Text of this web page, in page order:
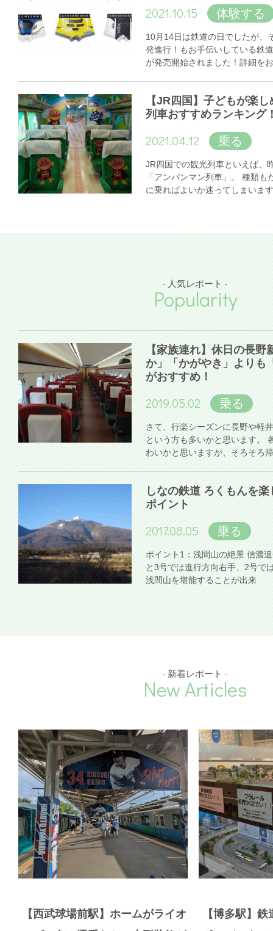
2021.10.15 体験する
10月14日は鉄道の日でしたが、
発進行！もお手伝いしている鉄
が発売開始されました！詳細をお
【JR四国】子どもが楽
列車おすすめランキング
2021.04.12 乗る
JR四国での観光列車といえば、
「アンパンマン列車」。 種類も
に乗ればよいか迷ってしまいます
- 人気レポート -
Popularity
【家族連れ】休日の長野
か」「かがやき」よりも
がおすすめ！
2019.05.02 乗る
さて、行楽シーズンに長野や軽
という方も多いかと思います。
わいかと思いますが、そろそろ
しなの鉄道 ろくもんを
ポイント
2017.08.05 乗る
ポイント1：浅間山の絶景 信濃
と3号では進行方向右手、2号で
浅間山を堪能することが出来
- 新着レポート -
New Articles
【西武球場前駅】ホームがライオ
【博多駅】